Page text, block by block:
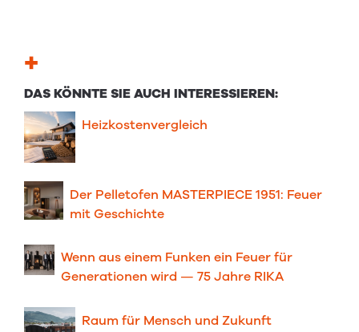
+
DAS KÖNNTE SIE AUCH INTERESSIEREN:
Heizkostenvergleich
Der Pelletofen MASTERPIECE 1951: Feuer
mit Geschichte
Wenn aus einem Funken ein Feuer für
Generationen wird — 75 Jahre RIKA
Raum für Men⁠sch und Zu⁠kunft